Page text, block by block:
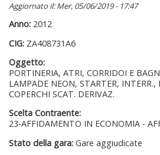
Aggiornato il: Mer, 05/06/2019 - 17:47
Anno: 2012
CIG: ZA408731A6
Oggetto:
PORTINERIA, ATRI, CORRIDOI E
LAMPADE NEON, STARTER, INTERR.,
COPERCHI SCAT. DERIVAZ.
Scelta Contraente:
23-AFFIDAMENTO IN ECONOMIA -
Stato della gara: Gare aggiudicate